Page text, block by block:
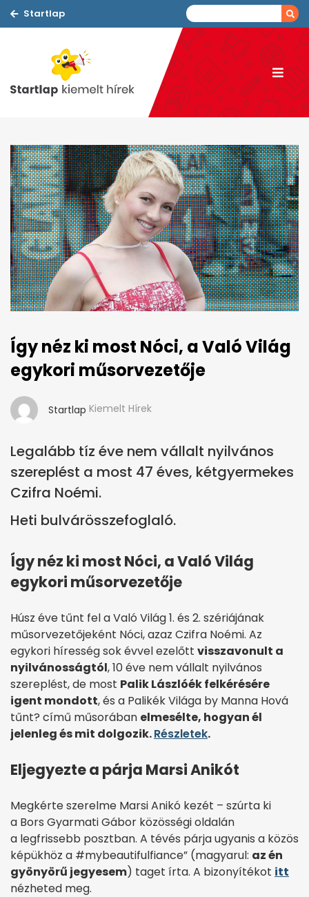
Startlap
Így néz ki most Nóci, a Való Világ
egykori műsorvezetője
Startlap Kiemelt Hírek
Legalább tíz éve nem vállalt nyilvános
szereplést a most 47 éves, kétgyermekes
Czifra Noémi.
Heti bulvárösszefoglaló.
Így néz ki most Nóci, a Való Világ
egykori műsorvezetője
Húsz éve tűnt fel a Való Világ 1. és 2. szériájának
műsorvezetőjeként Nóci, azaz Czifra Noémi. Az
egykori híresség sok évvel ezelőtt visszavonult a
nyilvánosságtól, 10 éve nem vállalt nyilvános
szereplést, de most Palik Lászlóék felkérésére
igent mondott, és a Palikék Világa by Manna Hová
tűnt? című műsorában elmesélte, hogyan él
jelenleg és mit dolgozik.Részletek.
Eljegyezte a párja Marsi Anikót
Megkérte szerelme Marsi Anikó kezét – szúrta ki
a Bors Gyarmati Gábor közösségi oldalán
a legfrissebb posztban. A tévés párja ugyanis a közös
képükhöz a #mybeautifulfiance” (magyarul: az én
gyönyörű jegyesem) taget írta. A bizonyítékot itt
nézheted meg.